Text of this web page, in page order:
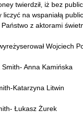
twierdził, iż bez
liczyć na wspaniałą
z aktorami
Wojciech
Smith- Anna Kamińska
Katarzyna Litwin
Łukasz Żurek